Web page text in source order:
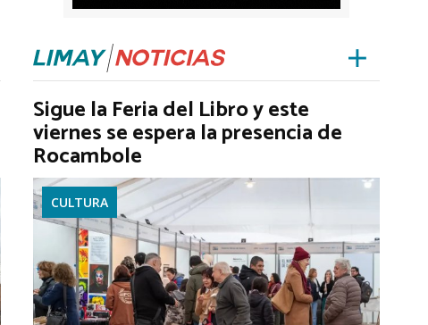
Sigue la Feria del Libro y este
viernes se espera la presencia de
Rocambole
CULTURA